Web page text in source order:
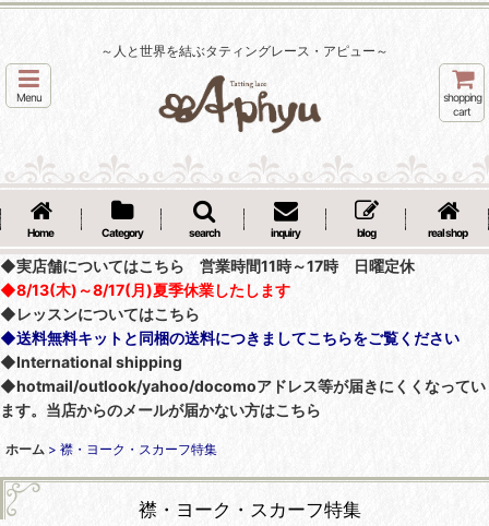
～人と世界を結ぶタティングレース・アピュー～
Menu
shopping
cart
Home Category search inquiry blog real shop
◆実店舗についてはこちら 営業時間11時～17時 日曜定休
◆8/13(木)～8/17(月)夏季休業したします
◆レッスンについてはこちら
◆送料無料キットと同梱の送料につきましてこちらをご覧ください
◆International shipping
◆hotmail/outlook/yahoo/docomoアドレス等が届きにくくなってい
ます。当店からのメールが届かない方はこちら
ホーム > 襟・ヨーク・スカーフ特集
襟・ヨーク・スカーフ特集